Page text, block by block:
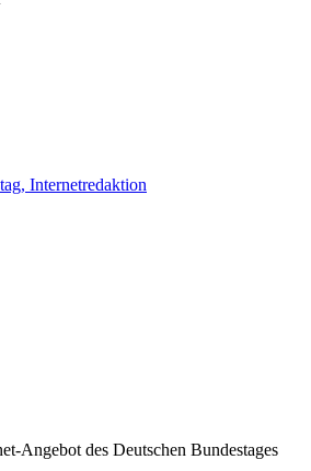
Internetredaktion
Angebot des Deutschen Bundestages